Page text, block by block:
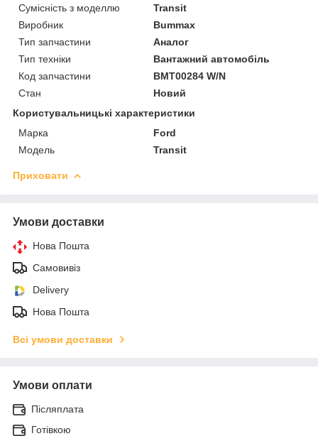
Сумісність з моделлю
Transit
Виробник
Bummax
Тип запчастини
Аналог
Тип техніки
Вантажний автомобіль
Код запчастини
BMT00284 W/N
Стан
Новий
Користувальницькі характеристики
Марка
Ford
Модель
Transit
Приховати
Умови доставки
Нова Пошта
Самовивіз
Delivery
Нова Пошта
Всі умови доставки
Умови оплати
Післяплата
Готівкою